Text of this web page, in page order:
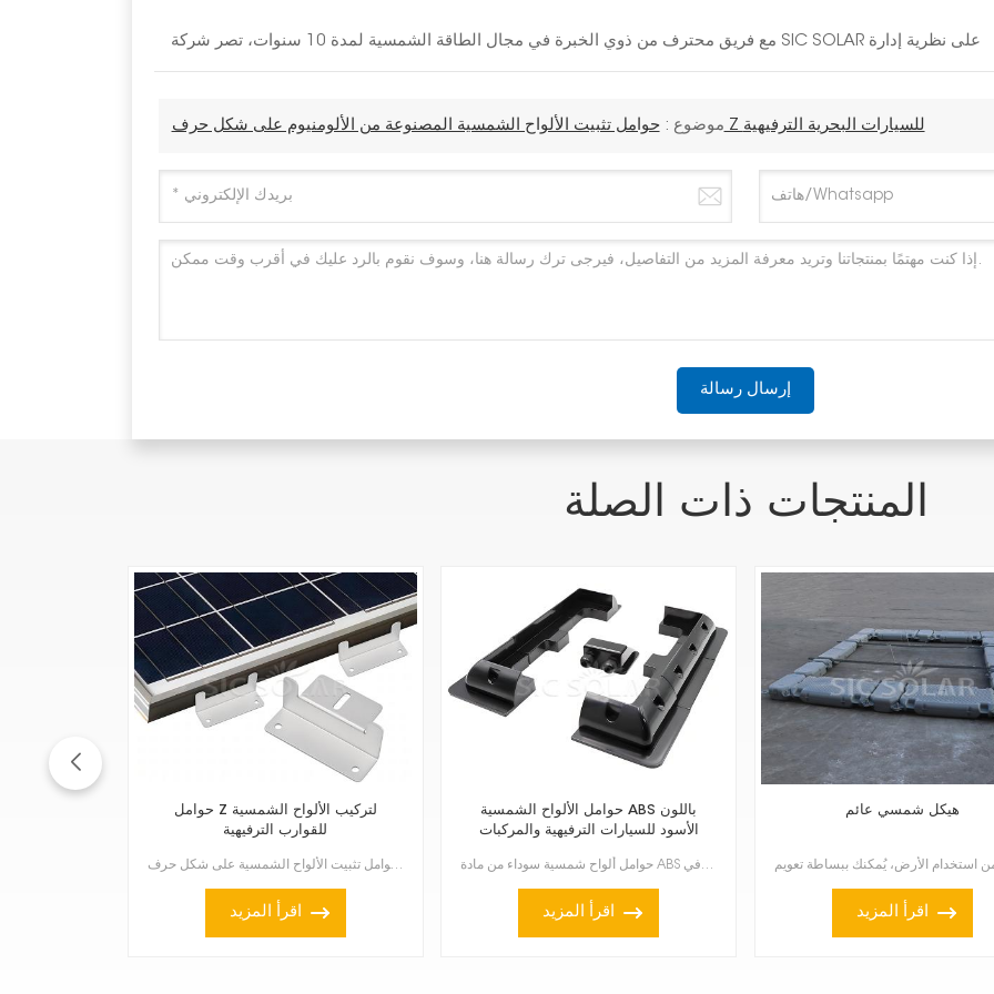
مع فريق محترف من ذوي الخبرة في مجال الطاقة الشمسية لمدة 10 سنوات، تصر شركة SIC SOLAR على نظرية إدارة
موضوع : حوامل تثبيت الألواح الشمسية المصنوعة من الألومنيوم على شكل حرف Z للسيارات البحرية الترفيهية
إرسال رسالة
المنتجات ذات الصلة
حوامل Z لتركيب الألواح الشمسية
للقوارب الترفيهية
هل تحتاج لتركيب ألواح شمسية على مركبتك الترفيهية أو قاربك؟ حوامل تثبيت الألواح الشمسية على شكل حرف Z...
اقرأ المزيد
حوامل الألواح الشمسية ABS باللون
الأسود للسيارات الترفيهية والمركبات
حوامل ألواح شمسية سوداء من مادة ABS للسيارات الترفيهية والقوارب؟ إنها الخيار الأمثل إذا كنت ترغب في ...
اقرأ المزيد
هيكل شمسي عائم
اقرأ المزيد